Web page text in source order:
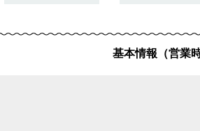
基本情報（営業